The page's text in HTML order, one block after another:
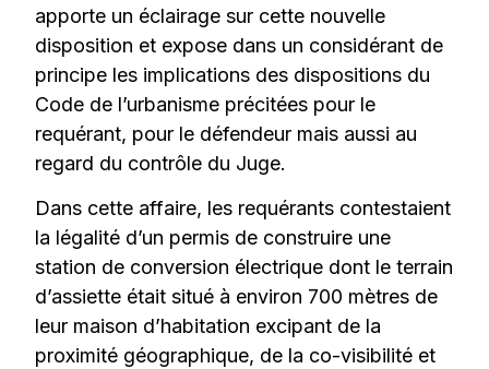
apporte un éclairage sur cette nouvelle
disposition et expose dans un considérant de
principe les implications des dispositions du
Code de l’urbanisme précitées pour le
requérant, pour le défendeur mais aussi au
regard du contrôle du Juge.
Dans cette affaire, les requérants contestaient
la légalité d’un permis de construire une
station de conversion électrique dont le terrain
d’assiette était situé à environ 700 mètres de
leur maison d’habitation excipant de la
proximité géographique, de la co-visibilité et